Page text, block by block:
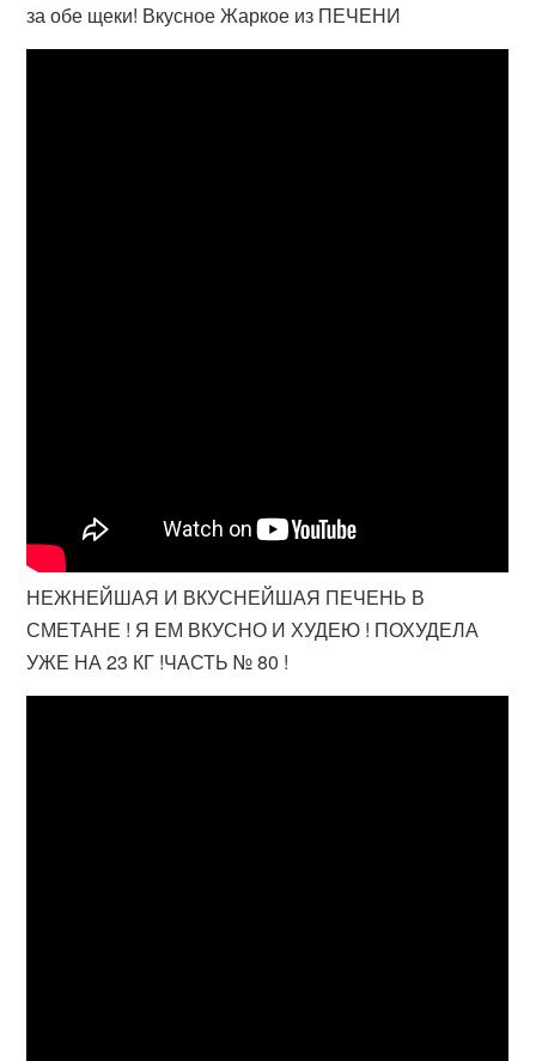
за обе щеки! Вкусное Жаркое из ПЕЧЕНИ
НЕЖНЕЙШАЯ И ВКУСНЕЙШАЯ ПЕЧЕНЬ В
СМЕТАНЕ ! Я ЕМ ВКУСНО И ХУДЕЮ ! ПОХУДЕЛА
УЖЕ НА 23 КГ !ЧАСТЬ № 80 !